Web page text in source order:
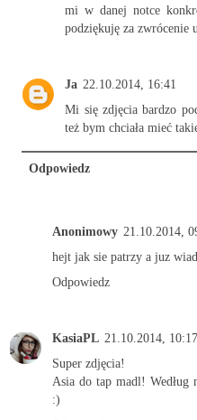
mi w danej notce
podziękuję za
Ja 22.10.2014, 16:41
Mi się zdjęcia bardzo
też bym chciała mieć
Odpowiedz
Anonimowy 21.10.2014,
hejt jak sie patrzy a juz
Odpowiedz
KasiaPL 21.10.2014, 10:17
Super zdjęcia!
Asia do tap madl! Według
:)